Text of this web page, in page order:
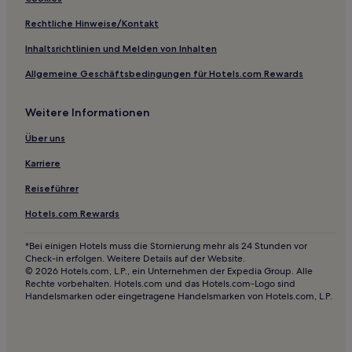
4-Sterne-Hotels in Fort Myers
5-Sterne-Hotels in Fort Myers
Hotels nahe Bonita Beach Park
Bonita Shores: Hotels
Mcgregor: Hotels
Hotels nahe Bowditch Point Park
Winkler: Hotels
Tp Hill's: Hotels
Allen Park: Hotels
Safety Harbor Club: Hotels
Beachview Country Club Estates: Hotels
Shell Point: Hotels
Rechtliche Hinweise/Kontakt
Inhaltsrichtlinien und Melden von Inhalten
Allgemeine Geschäftsbedingungen für Hotels.com Rewards
Weitere Informationen
Über uns
Karriere
Reiseführer
Hotels.com Rewards
*Bei einigen Hotels muss die Stornierung mehr als 24 Stunden vor
Check-in erfolgen. Weitere Details auf der Website.
© 2026 Hotels.com, L.P., ein Unternehmen der Expedia Group. Alle
Rechte vorbehalten. Hotels.com und das Hotels.com-Logo sind
Handelsmarken oder eingetragene Handelsmarken von Hotels.com, L.P.